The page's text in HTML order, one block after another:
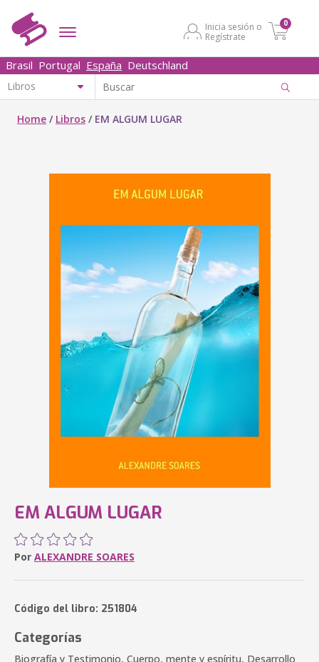
Inicia sesión o
Regístrate
0
Brasil Portugal España Deutschland
Home / Libros / EM ALGUM LUGAR
EM ALGUM LUGAR
Por ALEXANDRE SOARES
Código del libro: 251804
Categorías
Biografía y Testimonio, Cuerpo, mente y espíritu, Desarrollo